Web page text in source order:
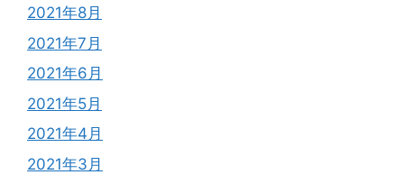
2021年8月
2021年7月
2021年6月
2021年5月
2021年4月
2021年3月